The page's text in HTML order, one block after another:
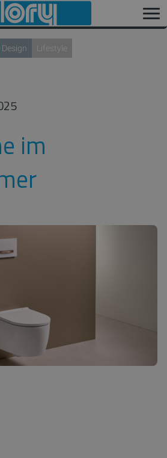
Design Lifestyle
im